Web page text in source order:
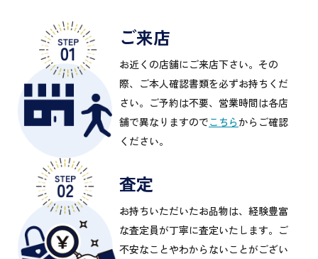
ご来店
お近くの店舗にご来店下さい。その
際、ご本人確認書類を必ずお持ちくだ
さい。ご予約は不要、営業時間は各店
舗で異なりますのでこちらからご確認
ください。
査定
お持ちいただいたお品物は、経験豊富
な査定員が丁寧に査定いたします。ご
不安なことやわからないことがござい